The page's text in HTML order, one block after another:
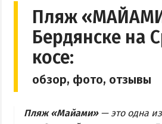
Цены 2026
Пляжи
Веб-камеры
Бердянск в 3D
Пляж
Бердянске на
косе:
обзор, фото, отзывы
Пляж «Майами»— это одна из